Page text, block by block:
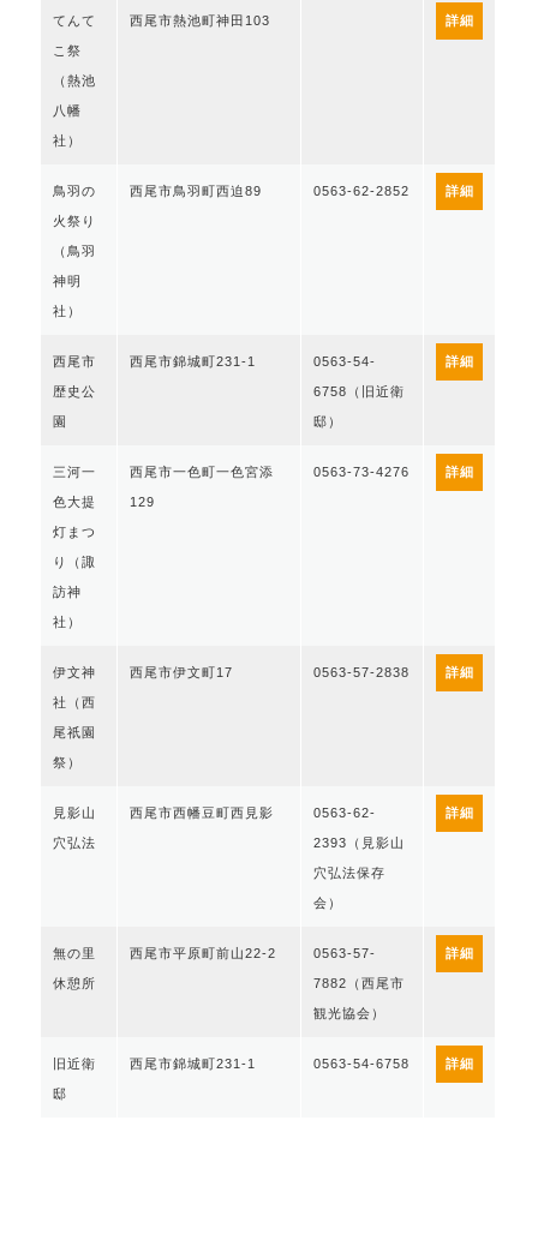
てんて
こ祭
（熱池
八幡
社）
西尾市熱池町神田103 詳細
鳥羽の
火祭り
（鳥羽
神明
社）
西尾市鳥羽町西迫89 0563-62-2852 詳細
西尾市
歴史公
園
西尾市錦城町231-1 0563-54-
6758（旧近衛
邸）
詳細
三河一
色大提
灯まつ
り（諏
訪神
社）
西尾市一色町一色宮添
129
0563-73-4276 詳細
伊文神
社（西
尾祇園
祭）
西尾市伊文町17 0563-57-2838 詳細
見影山
穴弘法
西尾市西幡豆町西見影 0563-62-
2393（見影山
穴弘法保存
会）
詳細
無の里
休憩所
西尾市平原町前山22-2 0563-57-
7882（西尾市
観光協会）
詳細
旧近衛
邸
西尾市錦城町231-1 0563-54-6758 詳細